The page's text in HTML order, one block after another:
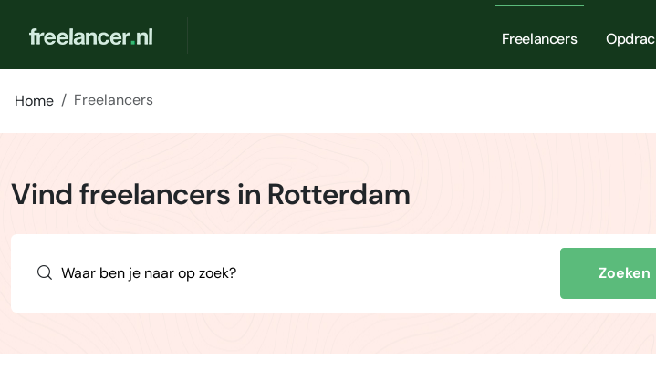
Freelancers
Home Freelancers
Vind freelancers in Rotterdam
Zoeken